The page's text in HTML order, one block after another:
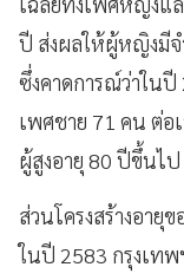
ปี ส่งผลให้ผู้หญิงมีจ
ซึ่งคาดการณ์ว่าใน
เพศชาย 71 คน ต่
ผู้สูงอายุ 80 ปีขึ้นไ
ส่วนโครงสร้างอายุ
ในปี 2583 กรุงเท